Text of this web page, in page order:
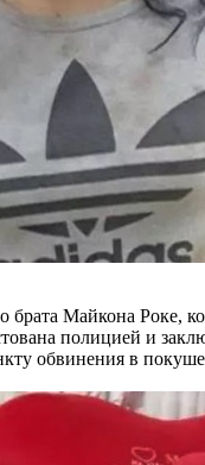
брата Майкона
полицией и
обвинения в